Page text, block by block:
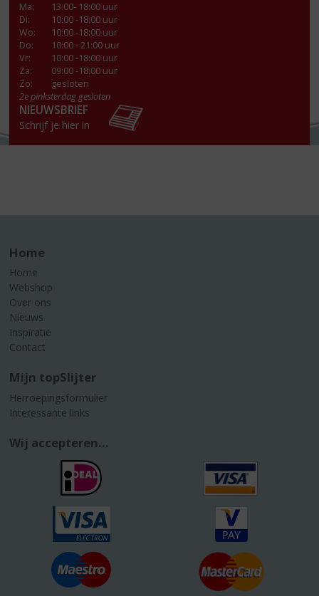
Ma:
13:00- 18:00 uur
Di:
10:00 -18:00 uur
Wo:
10:00 -18:00 uur
Do:
10:00 - 21:00 uur
Vr:
10:00 -18:00 uur
Za:
09:00 -18:00 uur
Zo:
gesloten
2e pinksterdag gesloten
NIEUWSBRIEF
Schrijf je hier in
Home
Home
Webshop
Over ons
Nieuws
Inspiratie
Contact
Mijn topSlijter
Herroepingsformulier
Interessante links
Wij accepteren...